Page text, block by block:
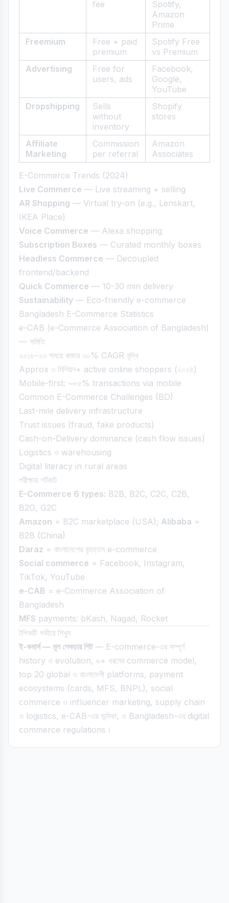
fee
Spotify,
Amazon
Prime
Freemium
Free + paid
premium
Spotify Free
vs Premium
Advertising
Free for
users, ads
Facebook,
Google,
YouTube
Dropshipping
Sells
without
inventory
Shopify
stores
Affiliate
Marketing
Commission
per referral
Amazon
Associates
E-Commerce Trends (2024)
Live Commerce — Live streaming + selling
AR Shopping — Virtual try-on (e.g., Lenskart,
IKEA Place)
Voice Commerce — Alexa shopping
Subscription Boxes — Curated monthly boxes
Headless Commerce — Decoupled
frontend/backend
Quick Commerce — 10-30 min delivery
Sustainability — Eco-friendly e-commerce
Bangladesh E-Commerce Statistics
e-CAB (e-Commerce Association of Bangladesh)
— সমিতি
২০১৮-২৩ সময়ে বাজার ৩০% CAGR বৃদ্ধি
Approx ৩ মিলিয়ন+ active online shoppers (২০২৪)
Mobile-first: ~৮৫% transactions via mobile
Common E-Commerce Challenges (BD)
Last-mile delivery infrastructure
Trust issues (fraud, fake products)
Cash-on-Delivery dominance (cash flow issues)
Logistics ও warehousing
Digital literacy in rural areas
পরীক্ষার শর্টকাট
E-Commerce 6 types: B2B, B2C, C2C, C2B,
B2G, G2C
Amazon = B2C marketplace (USA); Alibaba =
B2B (China)
Daraz = বাংলাদেশের বৃহত্তম e-commerce
Social commerce = Facebook, Instagram,
TikTok, YouTube
e-CAB = e-Commerce Association of
Bangladesh
MFS payments: bKash, Nagad, Rocket
টপিকটি গভীরে শিখুন
ই-কমার্স — মূল লেকচার শিট— E-commerce-এর সম্পূর্ণ
history ও evolution, ৬+ ধরনের commerce model,
top 20 global ও বাংলাদেশী platforms, payment
ecosystems (cards, MFS, BNPL), social
commerce ও influencer marketing, supply chain
ও logistics, e-CAB-এর ভূমিকা, ও Bangladesh-এর digital
commerce regulations।